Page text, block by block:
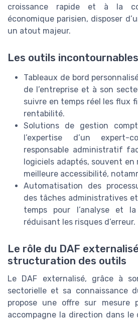
croissance rapide et à la
économique parisien, disposer
un atout majeur.
Les outils
Tableaux de bord
de l’entreprise et à son
suivre en temps réel les flux
rentabilité.
Solutions de gestion
l’expertise d’un expert-
responsable administratif
logiciels adaptés, souvent en
meilleure accessibilité,
Automatisation des
des tâches administratives
temps pour l’analyse et
réduisant les risques d’erreur.
Le rôle du DAF
structuration des outils
Le DAF externalisé, grâce à
sectorielle et sa connaissance
propose une offre sur mesure
accompagne la direction dans